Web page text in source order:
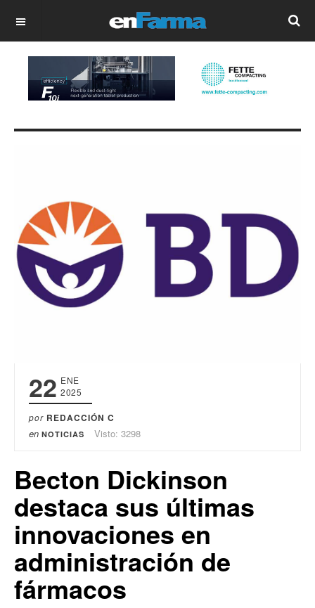
OFF CANVAS
22 ENE
2025
por REDACCIÓN C
en NOTICIAS Visto: 3298
Becton Dickinson
destaca sus últimas
innovaciones en
administración de
fármacos